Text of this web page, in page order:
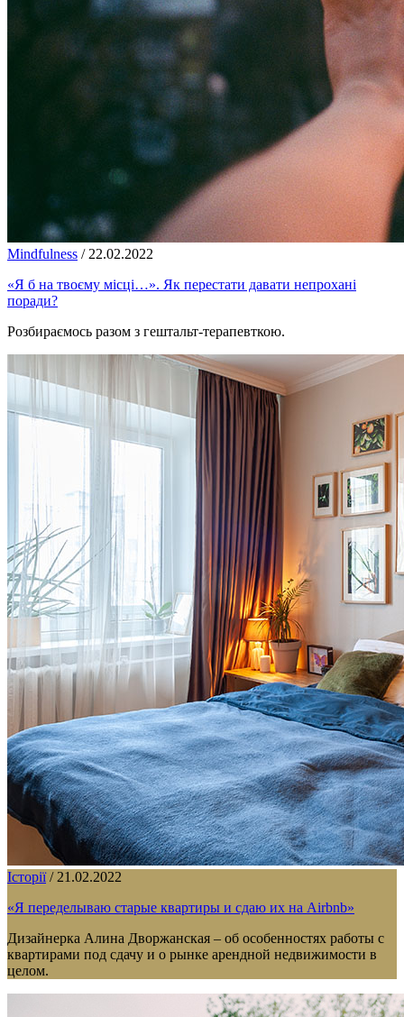
Mindfulness / 22.02.2022
«Я б на твоєму місці…». Як перестати давати непрохані
поради?
Розбираємось разом з гештальт-терапевткою.
Історії / 21.02.2022
«Я переделываю старые квартиры и сдаю их на Airbnb»
Дизайнерка Алина Дворжанская – об особенностях работы с
квартирами под сдачу и о рынке арендной недвижимости в
целом.